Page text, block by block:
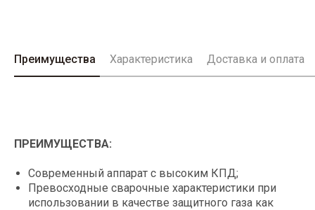
Преимущества Характеристика Доставка и оплата
ПРЕИМУЩЕСТВА:
Современный аппарат с высоким КПД;
Превосходные сварочные характеристики при
использовании в качестве защитного газа как